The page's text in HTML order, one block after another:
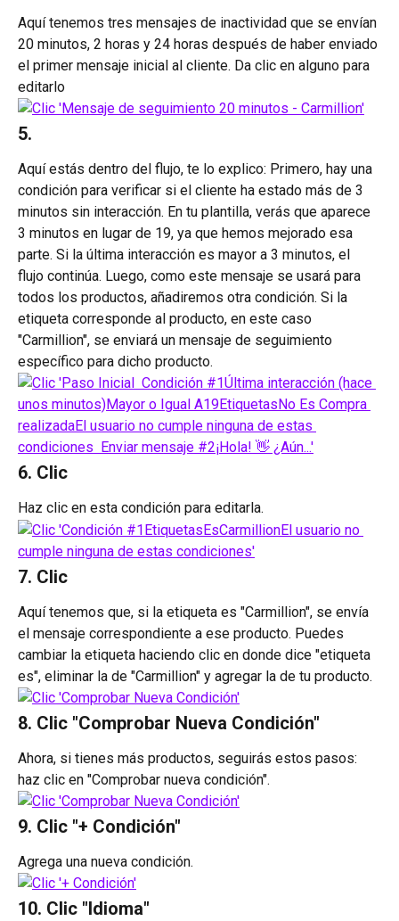
Aquí tenemos tres mensajes de inactividad que se envían
20 minutos, 2 horas y 24 horas después de haber enviado
el primer mensaje inicial al cliente. Da clic en alguno para
editarlo
5.
Aquí estás dentro del flujo, te lo explico: Primero, hay una
condición para verificar si el cliente ha estado más de 3
minutos sin interacción. En tu plantilla, verás que aparece
3 minutos en lugar de 19, ya que hemos mejorado esa
parte. Si la última interacción es mayor a 3 minutos, el
flujo continúa. Luego, como este mensaje se usará para
todos los productos, añadiremos otra condición. Si la
etiqueta corresponde al producto, en este caso
"Carmillion", se enviará un mensaje de seguimiento
específico para dicho producto.
6. Clic
Haz clic en esta condición para editarla.
7. Clic
Aquí tenemos que, si la etiqueta es "Carmillion", se envía
el mensaje correspondiente a ese producto. Puedes
cambiar la etiqueta haciendo clic en donde dice "etiqueta
es", eliminar la de "Carmillion" y agregar la de tu producto.
8. Clic "Comprobar Nueva Condición"
Ahora, si tienes más productos, seguirás estos pasos:
haz clic en "Comprobar nueva condición".
9. Clic "+ Condición"
Agrega una nueva condición.
10. Clic "Idioma"